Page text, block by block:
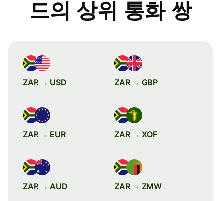
드의 상위 통화 쌍
ZAR → USD ZAR → GBP
ZAR → EUR ZAR → XOF
ZAR → AUD ZAR → ZMW